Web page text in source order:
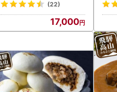
(22)
17,000